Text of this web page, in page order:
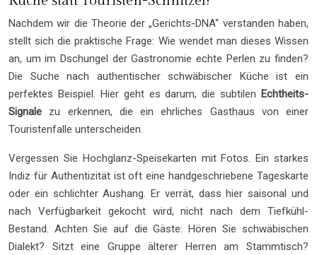
Nachdem wir die Theorie der „Gerichts-DNA“ verstanden haben,
stellt sich die praktische Frage: Wie wendet man dieses Wissen
an, um im Dschungel der Gastronomie echte Perlen zu finden?
Die Suche nach authentischer schwäbischer Küche ist ein
perfektes Beispiel. Hier geht es darum, die subtilen Echtheits-
Signale zu erkennen, die ein ehrliches Gasthaus von einer
Touristenfalle unterscheiden.
Vergessen Sie Hochglanz-Speisekarten mit Fotos. Ein starkes
Indiz für Authentizität ist oft eine handgeschriebene Tageskarte
oder ein schlichter Aushang. Er verrät, dass hier saisonal und
nach Verfügbarkeit gekocht wird, nicht nach dem Tiefkühl-
Bestand. Achten Sie auf die Gäste: Hören Sie schwäbischen
Dialekt? Sitzt eine Gruppe älterer Herren am Stammtisch?